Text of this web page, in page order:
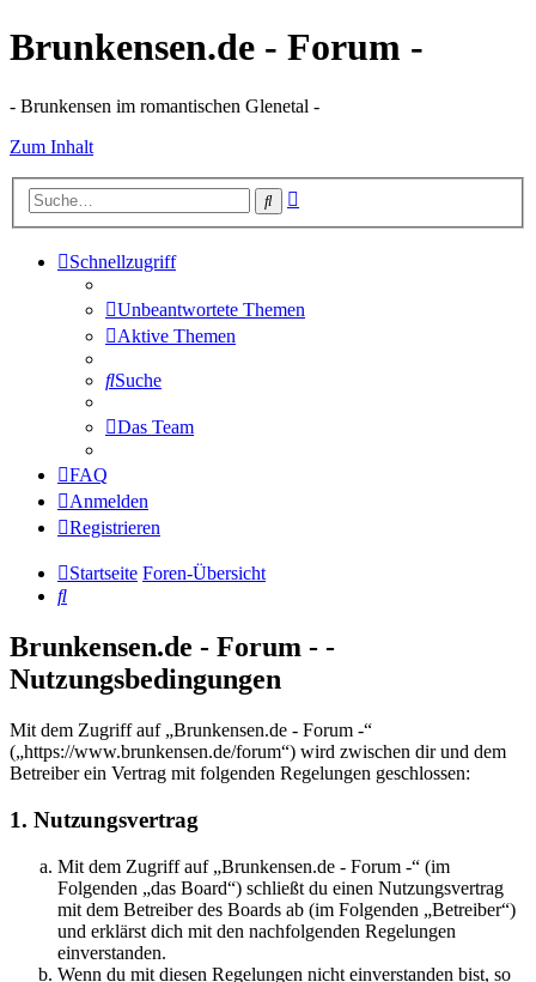
Brunkensen.de - Forum -
- Brunkensen im romantischen Glenetal -
Zum Inhalt
Suche
Schnellzugriff
Unbeantwortete Themen
Aktive Themen
Suche
Das Team
FAQ
Anmelden
Registrieren
Startseite Foren-Übersicht
Suche
Brunkensen.de - Forum - -
Nutzungsbedingungen
Mit dem Zugriff auf „Brunkensen.de - Forum -“
(„https://www.brunkensen.de/forum“) wird zwischen dir und dem
Betreiber ein Vertrag mit folgenden Regelungen geschlossen:
1. Nutzungsvertrag
Mit dem Zugriff auf „Brunkensen.de - Forum -“ (im
Folgenden „das Board“) schließt du einen Nutzungsvertrag
mit dem Betreiber des Boards ab (im Folgenden „Betreiber“)
und erklärst dich mit den nachfolgenden Regelungen
einverstanden.
Wenn du mit diesen Regelungen nicht einverstanden bist, so